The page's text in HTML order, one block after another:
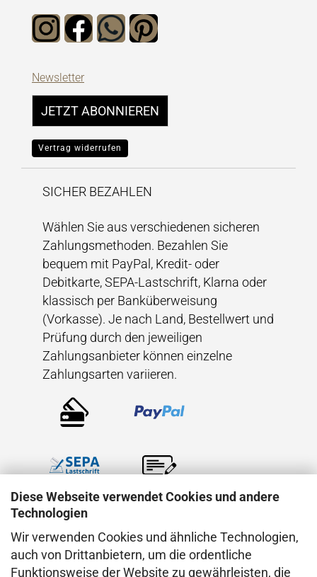
Diese Webseite verwendet Cookies und andere
Technologien
Wir verwenden Cookies und ähnliche Technologien,
auch von Drittanbietern, um die ordentliche
Funktionsweise der Website zu gewährleisten, die
Newsletter
JETZT ABONNIEREN
Vertrag widerrufen
SICHER BEZAHLEN
Wählen Sie aus verschiedenen sicheren
Zahlungsmethoden. Bezahlen Sie
bequem mit PayPal, Kredit- oder
Debitkarte, SEPA-Lastschrift, Klarna oder
klassisch per Banküberweisung
(Vorkasse). Je nach Land, Bestellwert und
Prüfung durch den jeweiligen
Zahlungsanbieter können einzelne
Zahlungsarten variieren.
VERSAND